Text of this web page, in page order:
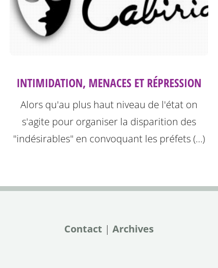
INTIMIDATION, MENACES ET RÉPRESSION
Alors qu'au plus haut niveau de l'état on
s'agite pour organiser la disparition des
"indésirables" en convoquant les préfets (…)
Contact | Archives